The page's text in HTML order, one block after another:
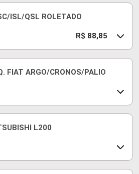
ISL/QSL ROLETADO
R$ 88,85
FIAT ARGO/CRONOS/PALIO
L200